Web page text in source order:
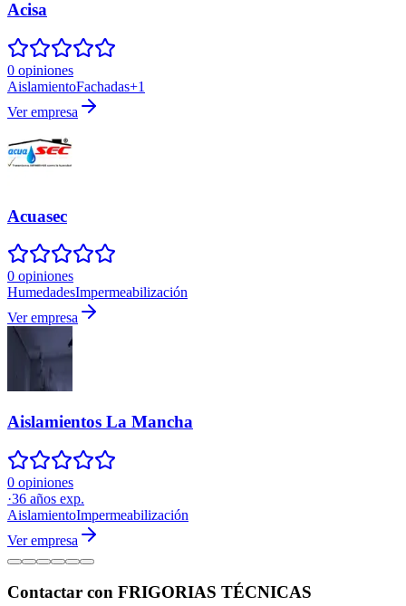
Acisa
0 opiniones
AislamientoFachadas+1
Ver empresa
Acuasec
0 opiniones
HumedadesImpermeabilización
Ver empresa
Aislamientos La Mancha
0 opiniones
·36 años exp.
AislamientoImpermeabilización
Ver empresa
Contactar con FRIGORIAS TÉCNICAS